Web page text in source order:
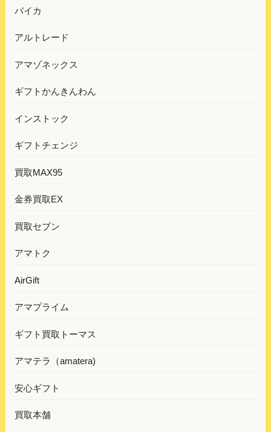
バイカ
アルトレード
アマゾネックス
ギフトかんきんわん
インストック
ギフトチェンジ
買取MAX95
金券買取EX
買取セブン
アマトク
AirGift
アマプライム
ギフト買取トーマス
アマテラ（amatera)
安心ギフト
買取本舗